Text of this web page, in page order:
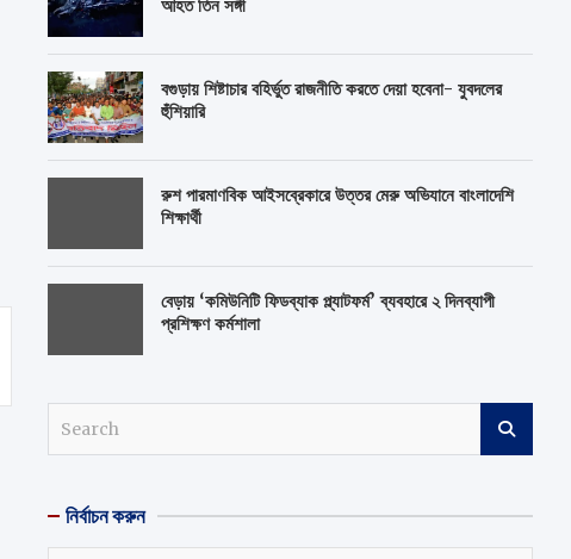
আহত তিন সঙ্গী
বগুড়ায় শিষ্টাচার বহির্ভুত রাজনীতি করতে দেয়া হবেনা- যুবদলের
হুঁশিয়ারি
রুশ পারমাণবিক আইসব্রেকারে উত্তর মেরু অভিযানে বাংলাদেশি
শিক্ষার্থী
বেড়ায় ‘কমিউনিটি ফিডব্যাক প্ল্যাটফর্ম’ ব্যবহারে ২ দিনব্যাপী
প্রশিক্ষণ কর্মশালা
c
h
নির্বাচন করুন